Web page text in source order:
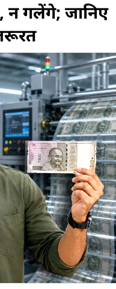
न गलेंगे; जानिए